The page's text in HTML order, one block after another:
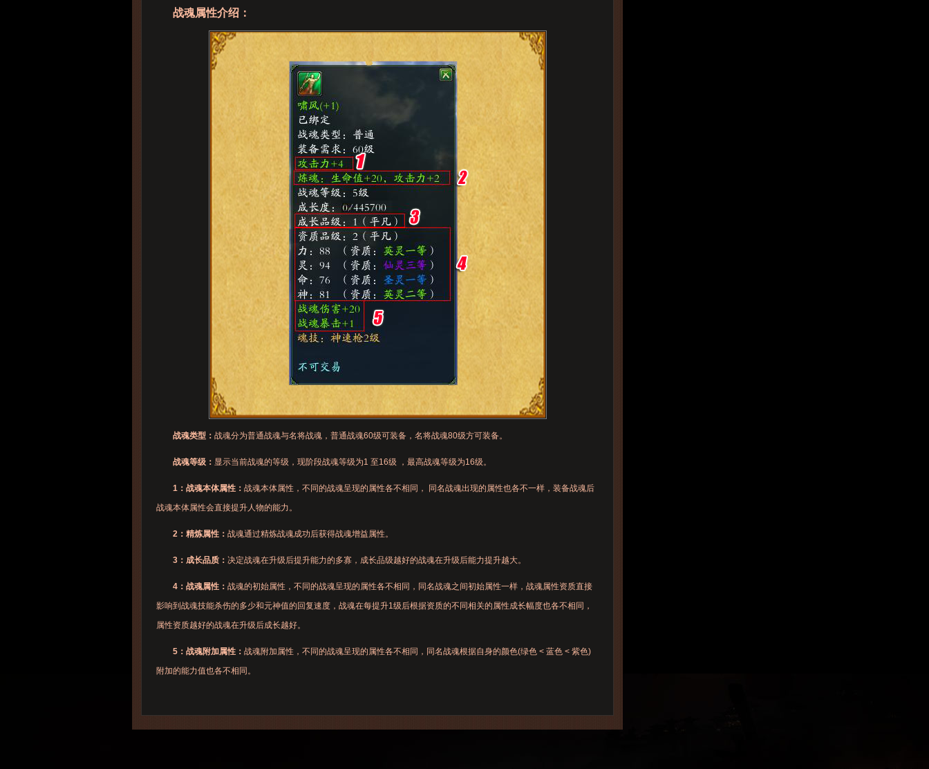
战魂属性介绍：
战魂类型： 战魂分为普通战魂与名将战魂，普通战魂60级可装备，名将战魂80级方可装备。
战魂等级： 显示当前战魂的等级，现阶段战魂等级为1 至16级 ，最高战魂等级为16级。
1：战魂本体属性： 战魂本体属性，不同的战魂呈现的属性各不相同， 同名战魂出现的属性也各不一样，装备战魂后
战魂本体属性会直接提升人物的能力。
2：精炼属性： 战魂通过精炼战魂成功后获得战魂增益属性。
3：成长品质： 决定战魂在升级后提升能力的多寡，成长品级越好的战魂在升级后能力提升越大。
4：战魂属性： 战魂的初始属性，不同的战魂呈现的属性各不相同，同名战魂之间初始属性一样，战魂属性资质直接
影响到战魂技能杀伤的多少和元神值的回复速度，战魂在每提升1级后根据资质的不同相关的属性成长幅度也各不相同，
属性资质越好的战魂在升级后成长越好。
5：战魂附加属性： 战魂附加属性，不同的战魂呈现的属性各不相同，同名战魂根据自身的颜色(绿色 < 蓝色 < 紫色)
附加的能力值也各不相同。